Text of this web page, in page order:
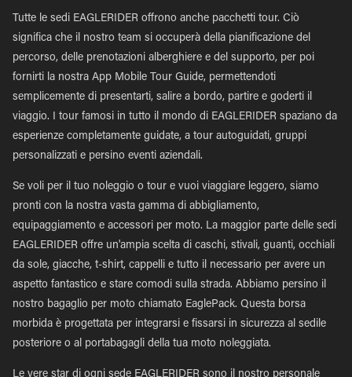
Tutte le sedi EAGLERIDER offrono anche pacchetti tour. Ciò
significa che il nostro team si occuperà della pianificazione del
percorso, delle prenotazioni alberghiere e del supporto, per poi
fornirti la nostra App Mobile Tour Guide, permettendoti
semplicemente di presentarti, salire a bordo, partire e goderti il
viaggio. I tour famosi in tutto il mondo di EAGLERIDER spaziano da
esperienze completamente guidate, a tour autoguidati, gruppi
personalizzati e persino eventi aziendali.
Se voli per il tuo noleggio o tour e vuoi viaggiare leggero, siamo
pronti con la nostra vasta gamma di abbigliamento,
equipaggiamento e accessori per moto. La maggior parte delle sedi
EAGLERIDER offre un'ampia scelta di caschi, stivali, guanti, occhiali
da sole, giacche, t-shirt, cappelli e tutto il necessario per avere un
aspetto fantastico e stare comodi sulla strada. Abbiamo persino il
nostro bagaglio per moto chiamato EaglePack. Questa borsa
morbida è progettata per integrarsi e fissarsi in sicurezza al sedile
posteriore o al portabagagli della tua moto noleggiata.
Le vere star di ogni sede EAGLERIDER sono il nostro personale